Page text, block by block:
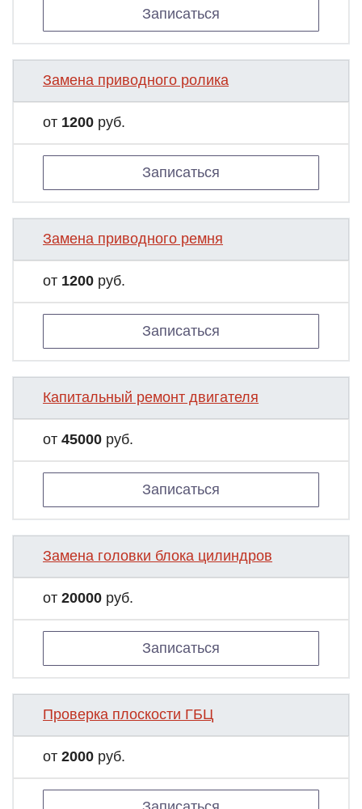
Записаться
Замена приводного ролика
от 1200 руб.
Записаться
Замена приводного ремня
от 1200 руб.
Записаться
Капитальный ремонт двигателя
от 45000 руб.
Записаться
Замена головки блока цилиндров
от 20000 руб.
Записаться
Проверка плоскости ГБЦ
от 2000 руб.